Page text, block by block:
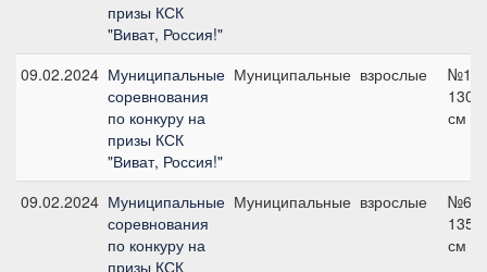
призы КСК
"Виват, Россия!"
09.02.2024 Муниципальные
соревнования
по конкуру на
призы КСК
"Виват, Россия!"
Муниципальные взрослые
№10,
130
см
09.02.2024 Муниципальные
соревнования
по конкуру на
призы КСК
Муниципальные взрослые
№6,
135
см